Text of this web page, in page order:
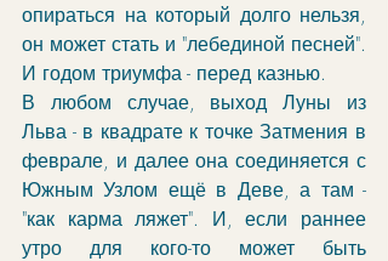
опираться на который долго нельзя,
он может стать и "лебединой песней".
И годом триумфа - перед казнью.
В любом случае, выход Луны из
Льва - в квадрате к точке Затмения в
феврале, и далее она соединяется с
Южным Узлом ещё в Деве, а там -
"как карма ляжет". И, если раннее
утро для кого-то может быть